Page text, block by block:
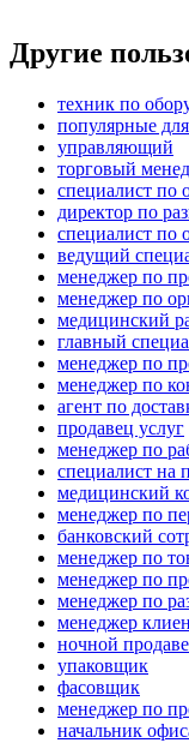
Другие
техник по
популярные
управляющий
торговый
специалист по
директор по
специалист по
ведущий
менеджер по
менеджер по
медицинский
главный
менеджер по
менеджер по
агент по
продавец услуг
менеджер по
специалист на
медицинский
менеджер по
банковский
менеджер по
менеджер по
менеджер по
менеджер
ночной
упаковщик
фасовщик
менеджер по
начальник